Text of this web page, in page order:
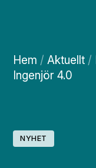
Hem /Aktuellt /
Ingenjör 4.0
NYHET